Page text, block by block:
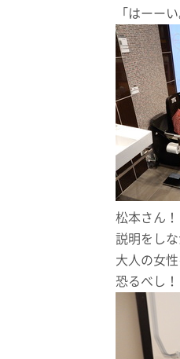
「はーーい
松本さん
説明をしな
大人の女
恐るべし！